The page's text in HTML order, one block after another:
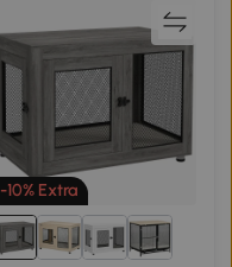
-10% Extra